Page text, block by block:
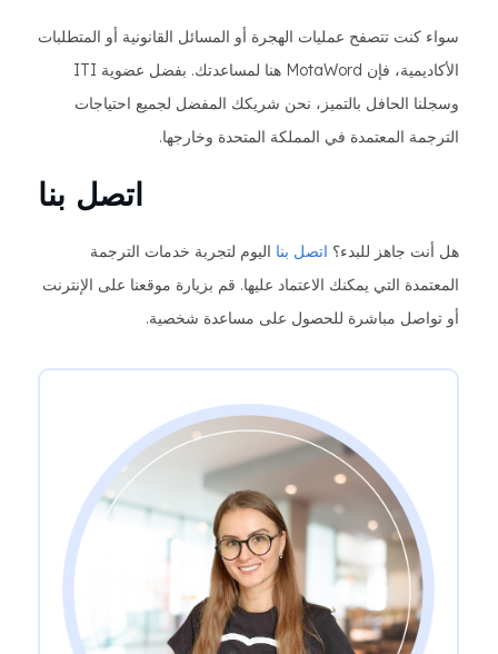
سواء كنت تتصفح عمليات الهجرة أو المسائل القانونية أو المتطلبات
الأكاديمية، فإن MotaWord هنا لمساعدتك. بفضل عضوية ITI
وسجلنا الحافل بالتميز، نحن شريكك المفضل لجميع احتياجات
الترجمة المعتمدة في المملكة المتحدة وخارجها.
اتصل بنا
هل أنت جاهز للبدء؟ اتصل بنا اليوم لتجربة خدمات الترجمة
المعتمدة التي يمكنك الاعتماد عليها. قم بزيارة موقعنا على الإنترنت
أو تواصل مباشرة للحصول على مساعدة شخصية.